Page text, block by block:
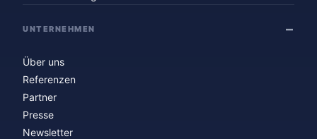
UNTERNEHMEN
Über uns
Referenzen
Partner
Presse
Newsletter